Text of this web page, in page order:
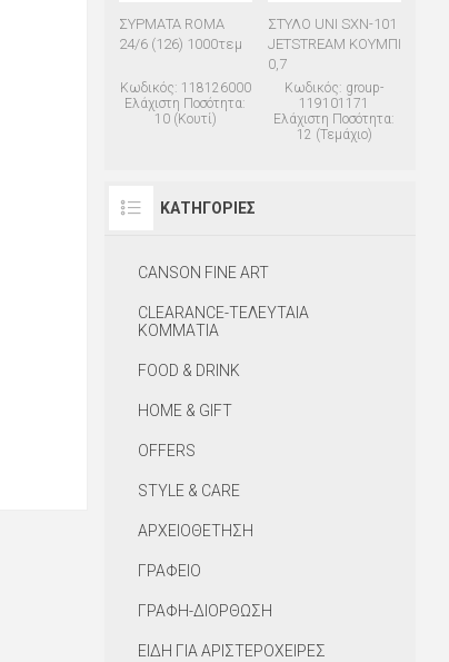
ΣΥΡΜΑΤΑ ROMA
24/6 (126) 1000τεμ
Κωδικός: 118126000
Ελάχιστη Ποσότητα:
10 (Κουτί)
ΣΤΥΛΟ UNI SXN-101
JETSTREAM ΚΟΥΜΠΙ
0,7
Κωδικός: group-
119101171
Ελάχιστη Ποσότητα:
12 (Τεμάχιο)
ΚΑΤΗΓΟΡΊΕΣ
CANSON FINE ART
CLEARANCE-ΤΕΛΕΥΤΑΙΑ
ΚΟΜΜΑΤΙΑ
FOOD & DRINK
HOME & GIFT
OFFERS
STYLE & CARE
ΑΡΧΕΙΟΘΕΤΗΣΗ
ΓΡΑΦΕΙΟ
ΓΡΑΦΗ-ΔΙΟΡΘΩΣΗ
ΕΙΔΗ ΓΙΑ ΑΡΙΣΤΕΡΟΧΕΙΡΕΣ